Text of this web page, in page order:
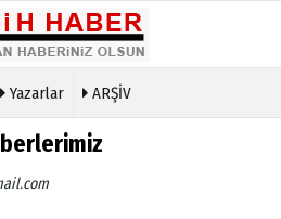
Köşe
Yazarları
Yazarlar ARŞİV